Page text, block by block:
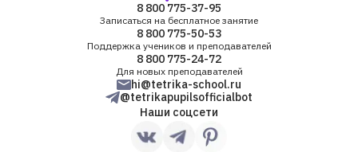
8 800 775-37-95
Записаться на бесплатное занятие
8 800 775-50-53
Поддержка учеников и преподавателей
8 800 775-24-72
Для новых преподавателей
hi@tetrika-school.ru
@tetrikapupilsofficialbot
Наши соцсети